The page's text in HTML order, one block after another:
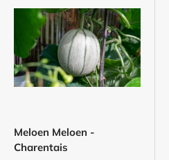
Meloen Meloen -
Charentais